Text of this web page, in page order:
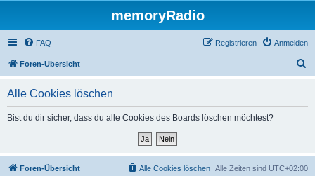
memoryRadio
FAQ Anmelden
Registrieren
Foren-Übersicht
Alle Cookies löschen
Bist du dir sicher, dass du alle Cookies des Boards löschen möchtest?
Foren-Übersicht Alle Zeiten sind UTC+02:00
Alle Cookies löschen